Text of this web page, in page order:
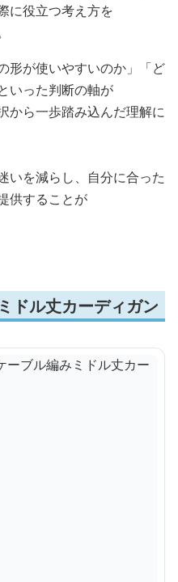
に役立つ考え方を
形が使いやすいのか」「ど
いった判断の軸が
から一歩踏み込んだ理解に
いを減らし、自分に合った
供することが
ドル丈カーディガン